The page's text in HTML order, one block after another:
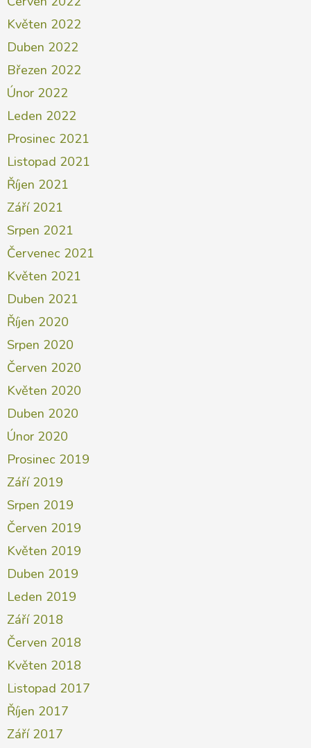
Květen 2022
Duben 2022
Březen 2022
Únor 2022
Leden 2022
Prosinec 2021
Listopad 2021
Říjen 2021
Září 2021
Srpen 2021
Červenec 2021
Květen 2021
Duben 2021
Říjen 2020
Srpen 2020
Červen 2020
Květen 2020
Duben 2020
Únor 2020
Prosinec 2019
Září 2019
Srpen 2019
Červen 2019
Květen 2019
Duben 2019
Leden 2019
Září 2018
Červen 2018
Květen 2018
Listopad 2017
Říjen 2017
Září 2017